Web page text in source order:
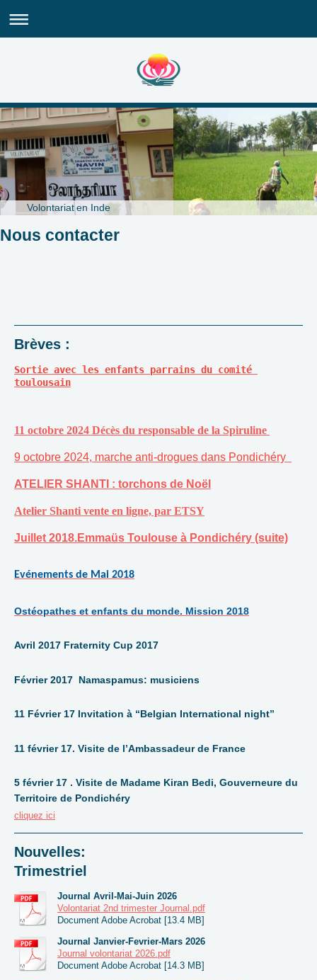
Volontariat en Inde
Nous contacter
Brèves :
Sortie avec les enfants parrains du comité
toulousain
11 octobre 2024 Décès du responsable de la Spiruline
9 octobre 2024, marche anti-drogues dans Pondichéry
ATELIER SHANTI : torchons de Noël
Atelier Shanti vente en ligne, par ETSY
Juillet 2018.Emmaüs Toulouse à Pondichéry (suite)
Evénements de Mai 2018
Ostéopathes et enfants du monde. Mission 2018
Avril 2017 Fraternity Cup 2017
Février 2017 Namaspamus: musiciens
11 Février 17 Invitation à “Belgian International night”
11 février 17. Visite de l’Ambassadeur de France
5 février 17 . Visite de Madame Kiran Bedi, Gouverneure du
Territoire de Pondichéry
cliquez ici
Nouvelles:
Trimestriel
Journal Avril-Mai-Juin 2026
Volontariat 2nd trimester Journal.pdf
Document Adobe Acrobat [13.4 MB]
Journal Janvier-Fevrier-Mars 2026
Journal volontariat 2026.pdf
Document Adobe Acrobat [14.3 MB]